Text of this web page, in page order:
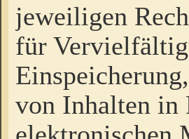
jeweiligen
für
von Inhalten in